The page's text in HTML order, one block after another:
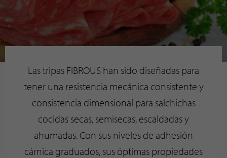
Las tripas FIBROUS han sido diseñadas para
tener una resistencia mecánica consistente y
consistencia dimensional para salchichas
cocidas secas, semisecas, escaldadas y
ahumadas. Con sus niveles de adhesión
cárnica graduados, sus óptimas propiedades